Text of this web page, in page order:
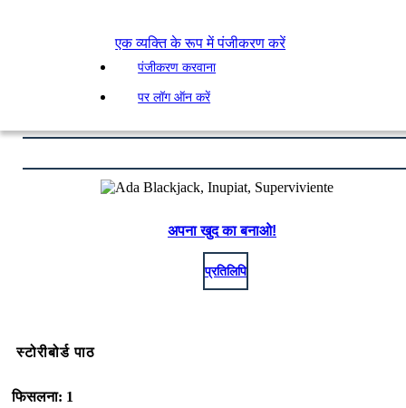
एक व्यक्ति के रूप में पंजीकरण करें
पंजीकरण करवाना
पर लॉग ऑन करें
अपना खुद का बनाओ!
प्रतिलिपि
स्टोरीबोर्ड पाठ
फिसलना: 1